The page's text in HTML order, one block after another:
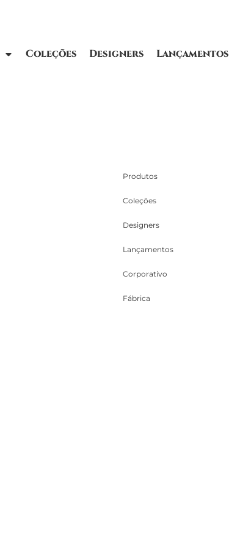
Coleções Designers Lançamentos
Produtos
Coleções
Designers
Lançamentos
Corporativo
Fábrica